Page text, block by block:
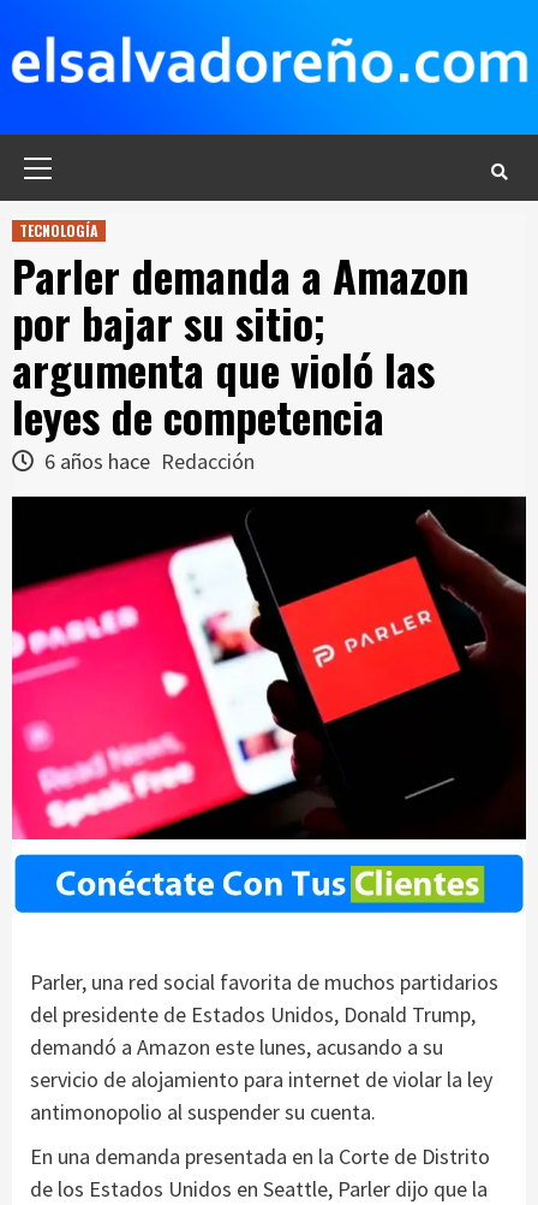
contenido
TECNOLOGÍA
Parler demanda a Amazon
por bajar su sitio;
argumenta que violó las
leyes de competencia
6 años hace Redacción
Parler, una red social favorita de muchos partidarios
del presidente de Estados Unidos, Donald Trump,
demandó a Amazon este lunes, acusando a su
servicio de alojamiento para internet de violar la ley
antimonopolio al suspender su cuenta.
En una demanda presentada en la Corte de Distrito
de los Estados Unidos en Seattle, Parler dijo que la